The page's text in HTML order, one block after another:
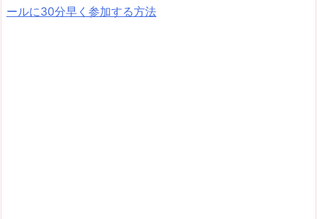
ールに30分早く参加する方法